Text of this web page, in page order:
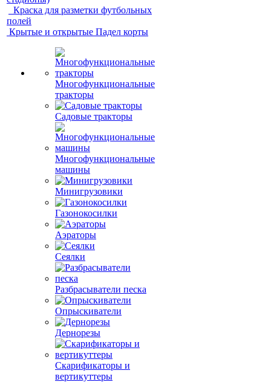
Краска для разметки футбольных
полей
Крытые и открытые Падел корты
Многофункциональные
тракторы
Садовые тракторы
Многофункциональные
машины
Минигрузовики
Газонокосилки
Аэраторы
Сеялки
Разбрасыватели песка
Опрыскиватели
Дернорезы
Скарификаторы и
вертикуттеры